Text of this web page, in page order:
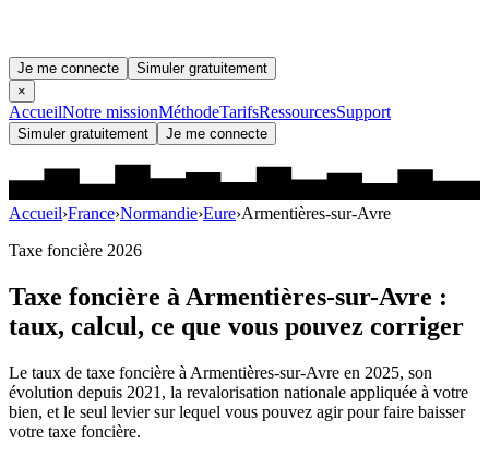
Je me connecte
Simuler gratuitement
×
AccueilNotre missionMéthodeTarifsRessourcesSupport
Simuler gratuitement Je me connecte
Accueil›France›Normandie›Eure›Armentières-sur-Avre
Taxe foncière 2026
Taxe foncière àArmentières-sur-Avre :
taux, calcul, ce que vous pouvez corriger
Le taux de taxe foncière à Armentières-sur-Avre en 2025, son
évolution depuis 2021, la revalorisation nationale appliquée à votre
bien, et le seul levier sur lequel vous pouvez agir pour faire baisser
votre taxe foncière.